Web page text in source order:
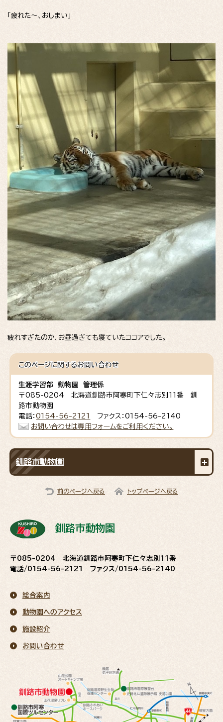
「疲れた〜、おしまい」
疲れすぎたのか、お昼過ぎても寝ていたココアでした。
このページに関するお問い合わせ
生涯学習部 動物園 管理係
〒085-0204 北海道釧路市阿寒町下仁々志別11番 釧
路市動物園
電話：0154-56-2121
ファクス：0154-56-2140
お問い合わせは専用フォームをご利用ください。
釧路市動物園
前のページへ戻る トップページへ戻る
釧路市動物園
〒085-0204 北海道釧路市阿寒町下仁々志別11番
電話/0154-56-2121 ファクス/0154-56-2140
総合案内
動物園へのアクセス
施設紹介
お問い合わせ